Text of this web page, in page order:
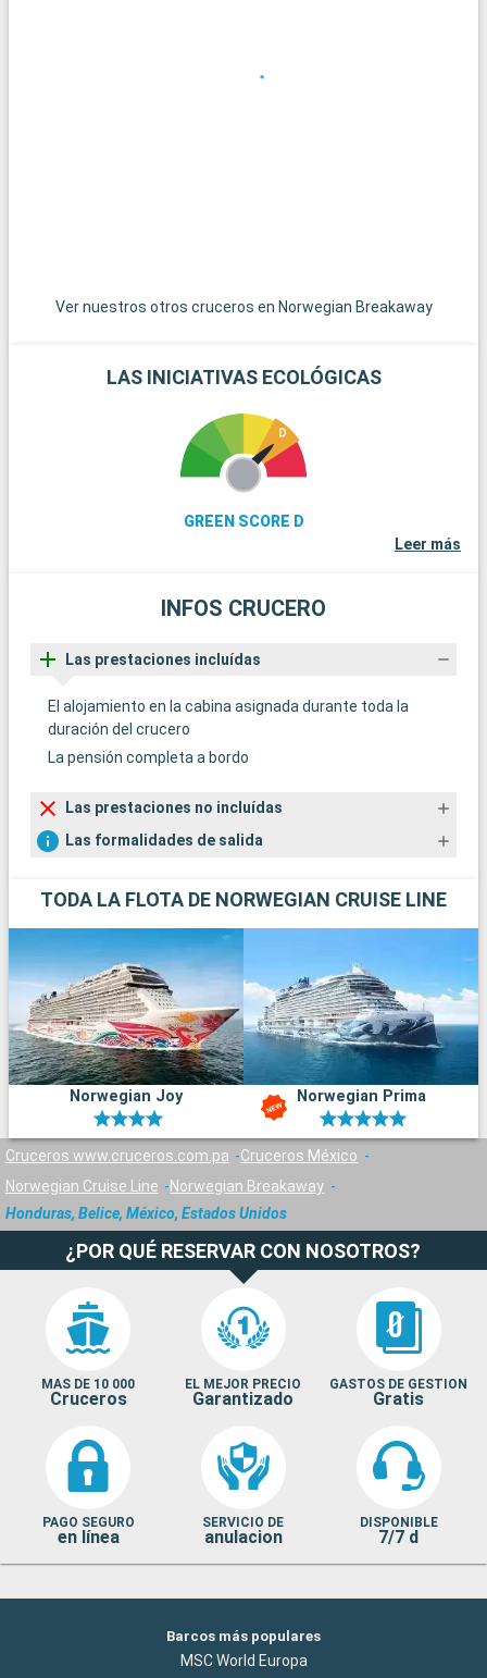
ofrecen inolvidables paseos en barco por paisajes salvajes. El
Ver nuestros otros cruceros en Norwegian Breakaway
LAS INICIATIVAS ECOLÓGICAS
GREEN SCORE D
Leer más
INFOS CRUCERO
Las prestaciones incluídas
El alojamiento en la cabina asignada durante toda la
duración del crucero
La pensión completa a bordo
Las prestaciones no incluídas
Las formalidades de salida
TODA LA FLOTA DE NORWEGIAN CRUISE LINE
Norwegian Joy Norwegian Prima
Cruceros www.cruceros.com.pa
Cruceros México
Norwegian Cruise Line
Norwegian Breakaway
Honduras, Belice, México, Estados Unidos
¿POR QUÉ RESERVAR CON NOSOTROS?
MAS DE 10 000
Cruceros
EL MEJOR PRECIO
Garantizado
GASTOS DE GESTION
Gratis
PAGO SEGURO
en línea
SERVICIO DE
anulacion
DISPONIBLE
7/7 d
Barcos más populares
MSC World Europa